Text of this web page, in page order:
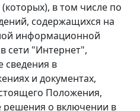
в том числе по
содержащихся на
информационной
сети "Интернет",
сведения в
и документах,
Положения,
решения о включении в